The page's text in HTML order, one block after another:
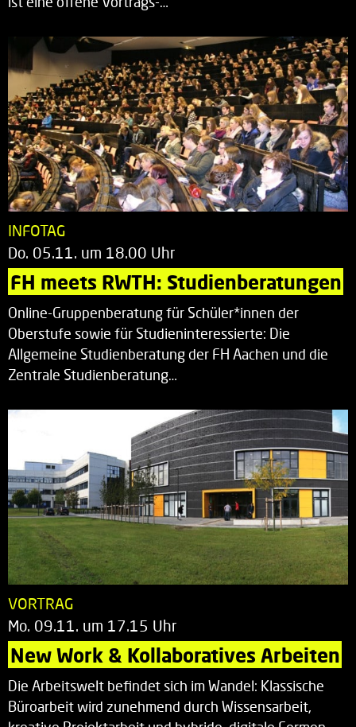
INFOTAG
Do. 05.11. um 18.00 Uhr
FH meets RWTH: Studienberatungen
Online-Gruppenberatung für Schüler*innen der
Oberstufe sowie für Studieninteressierte: Die
Allgemeine Studienberatung der FH Aachen und die
Zentrale Studienberatung…
VORTRAG
Mo. 09.11. um 17.15 Uhr
New Work & Kollaboratives Arbeiten
Die Arbeitswelt befindet sich im Wandel: Klassische
Büroarbeit wird zunehmend durch Wissensarbeit,